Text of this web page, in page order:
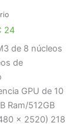
24
de 8 núcleos
de
GPU de 10
Ram/512GB
x 2520) 218